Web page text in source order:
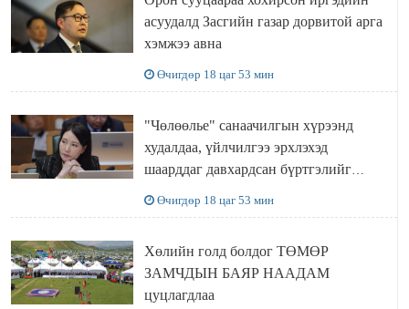
асуудалд Засгийн газар дорвитой арга
хэмжээ авна
Өчигдөр 18 цаг 53 мин
"Чөлөөлье" санаачилгын хүрээнд
худалдаа, үйлчилгээ эрхлэхэд
шаарддаг давхардсан бүртгэлийг
Өчигдөр 18 цаг 53 мин
Хөлийн голд болдог ТӨМӨР
ЗАМЧДЫН БАЯР НААДАМ
цуцлагдлаа